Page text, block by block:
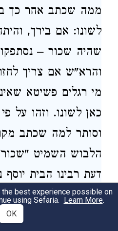
ממה שכתב אחר כך
לשונו: אם בירך,
שהיה שכור –
והרא"ש אם צריך
מי רגלים פשיטא
כאן לשונו. וזהו על
וסותר למה שכתב
הלבוש השמיט
דעת רבינו הבית
דבריהם, ולחלק
יכול לדבר כראוי ובין
best experience possible on
using Sefaria. Learn More.
OK